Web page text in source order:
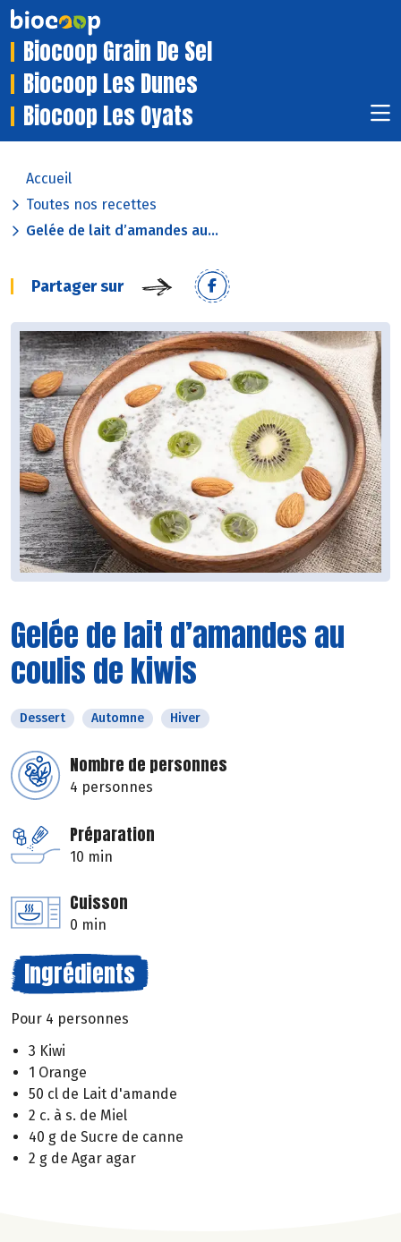
Biocoop Grain De Sel
Biocoop Les Dunes
Biocoop Les Oyats
Accueil
Toutes nos recettes
Gelée de lait d’amandes au...
Partager sur
Gelée de lait d’amandes au
coulis de kiwis
Dessert Automne Hiver
Nombre de personnes
4 personnes
Préparation
10 min
Cuisson
0 min
Ingrédients
Pour 4 personnes
3 Kiwi
1 Orange
50 cl de Lait d'amande
2 c. à s. de Miel
40 g de Sucre de canne
2 g de Agar agar